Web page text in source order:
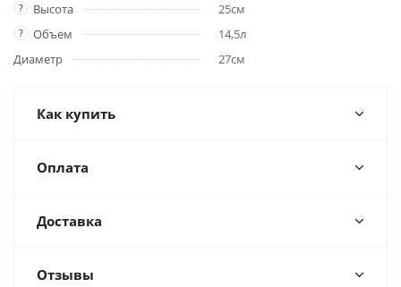
? Высота 25см
? Объем
14,5л
Диаметр
27см
Как купить
Оплата
Доставка
Отзывы